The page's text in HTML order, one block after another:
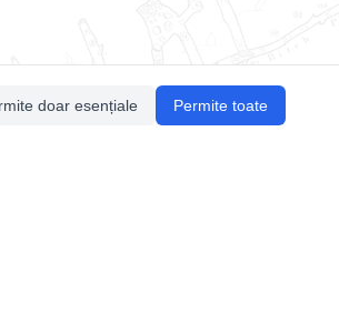
doar esențiale Permite toate